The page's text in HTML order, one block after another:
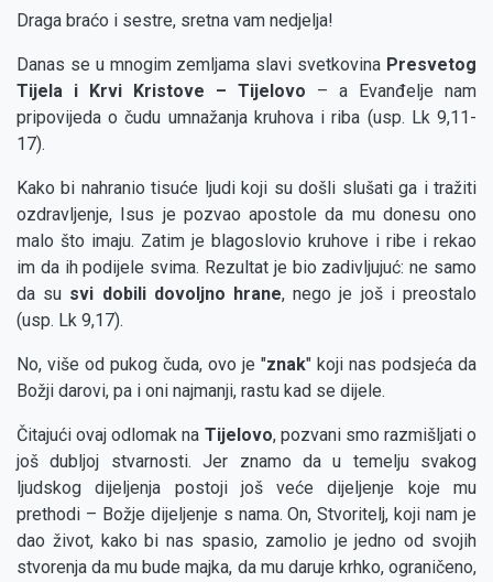
Draga braćo i sestre, sretna vam nedjelja!
Danas se u mnogim zemljama slavi svetkovina Presvetog
Tijela i Krvi Kristove – Tijelovo – a Evanđelje nam
pripovijeda o čudu umnažanja kruhova i riba (usp. Lk 9,11-
17).
Kako bi nahranio tisuće ljudi koji su došli slušati ga i tražiti
ozdravljenje, Isus je pozvao apostole da mu donesu ono
malo što imaju. Zatim je blagoslovio kruhove i ribe i rekao
im da ih podijele svima. Rezultat je bio zadivljujuć: ne samo
da su svi dobili dovoljno hrane, nego je još i preostalo
(usp. Lk 9,17).
No, više od pukog čuda, ovo je "znak" koji nas podsjeća da
Božji darovi, pa i oni najmanji, rastu kad se dijele.
Čitajući ovaj odlomak na Tijelovo, pozvani smo razmišljati o
još dubljoj stvarnosti. Jer znamo da u temelju svakog
ljudskog dijeljenja postoji još veće dijeljenje koje mu
prethodi – Božje dijeljenje s nama. On, Stvoritelj, koji nam je
dao život, kako bi nas spasio, zamolio je jedno od svojih
stvorenja da mu bude majka, da mu daruje krhko, ograničeno,